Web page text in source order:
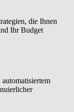
die Ihnen
Ihr Budget